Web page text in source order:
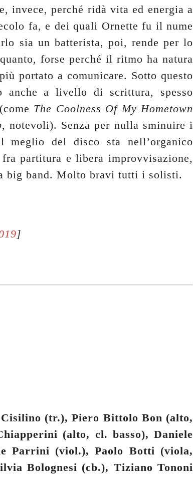
invece, perché ridà vita ed energia a
fa, e dei quali Ornette fu il nume
sia un batterista, poi, rende per lo
forse perché il ritmo ha natura
portato a comunicare. Sotto questo
anche a livello di scrittura, spesso
The Coolness Of My Hometown
, notevoli). Senza per nulla sminuire i
del disco sta nell’organico
partitura e libera improvvisazione,
big band. Molto bravi tutti i solisti.
]
(tr.), Piero Bittolo Bon (alto,
(alto, cl. basso), Daniele
Parrini (viol.), Paolo Botti (viola,
Bolognesi (cb.), Tiziano Tononi